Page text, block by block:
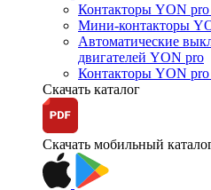
Контакторы YON
Мини-контакторы
Автоматические
двигателей YON pro
Контакторы YON
Скачать каталог
Скачать мобильный